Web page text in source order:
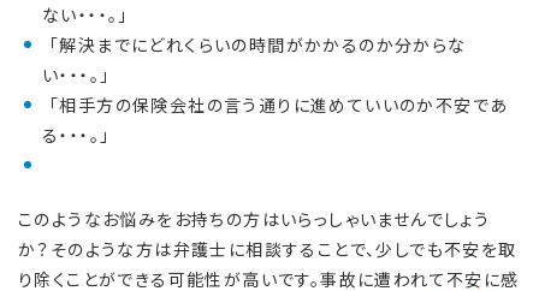
ない・・・。」
「解決までにどれくらいの時間がかかるのか分からな
い・・・。」
「相手方の保険会社の言う通りに進めていいのか不安であ
る・・・。」
このようなお悩みをお持ちの方はいらっしゃいませんでしょう
か？そのような方は弁護士に相談することで、少しでも不安を取
り除くことができる可能性が高いです。事故に遭われて不安に感